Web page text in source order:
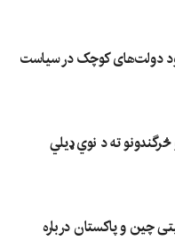
دولت‌های کوچک در سیاست
ته د نوي ډیلي
چین و پاکستان درباره